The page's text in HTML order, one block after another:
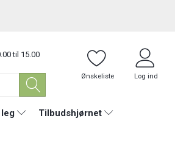
til 15.00
Ønskeliste Log ind
Tilbudshjørnet